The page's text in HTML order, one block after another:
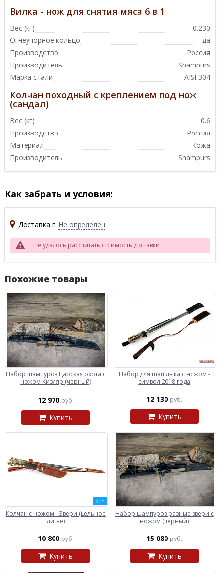
Вилка - нож для снятия мяса 6 в 1
Вес (кг)
0.230
Огнеупорное кольцо
да
Производство
Россия
Производитель
Shampurs
Марка стали
AISI 304
Колчан походный с креплением под нож
(сандал)
Вес (кг)
0.6
Производство
Россия
Материал
Кожа
Производитель
Shampurs
Как забрать и условия:
Доставка в Не определен
Не удалось рассчитать стоимость доставки
Похожие товары
Набор шампуров Царская охота с
ножом Кизляр (черный)
12 970 руб.
Купить
Набор для шашлыка c ножом -
символ 2018 года
12 130 руб.
Купить
ХИТ
Колчан c ножом - Звери (цельное
литье)
10 800 руб.
Купить
Набор шампуров разные звери с
ножом (черный)
15 080 руб.
Купить